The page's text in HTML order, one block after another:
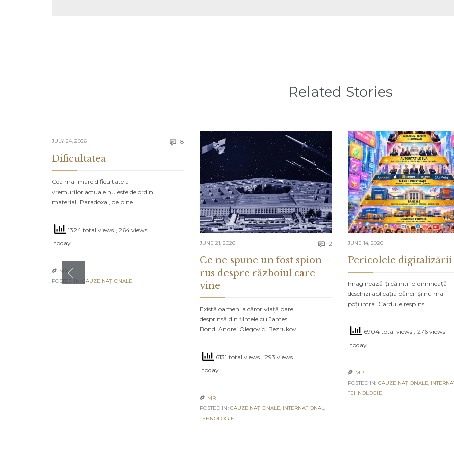
Related Stories
JULY 24, 2026  8 Comments
Dificultatea
Cea mai mare dificultate a
vremurilor actuale nu este de ordin
material. Paradoxal, de bine…
1324 total views , 264 views
today
 MR
POSTED IN: CAUZE NAŢIONALE
JUNE 21, 2026  2 Comments
Ce ne spune un fost spion
rus despre războiul care
vine
Există oameni a căror viață pare
desprinsă din filmele cu James
Bond. Andrei Olegovici Bezrukov…
6131 total views , 293 views
today
 MR
POSTED IN: CAUZE NAŢIONALE, INTERNATIONAL,
TEHNOLOGIE
JUNE 14, 2026
Pericolele digitalizării
Imaginează-ți că într-o dimineață
deschizi aplicația băncii și nu mai
poți intra. Cardul e respins…
6904 total views , 276 views
today
 MR
POSTED IN: CAUZE NAŢIONALE,
TEHNOLOGIE